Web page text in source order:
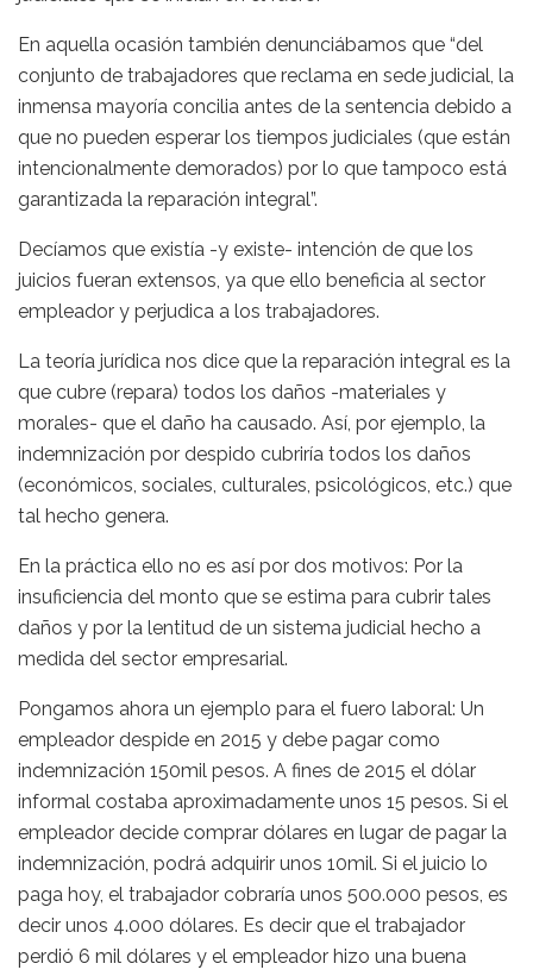
En aquella ocasión también denunciábamos que “del
conjunto de trabajadores que reclama en sede judicial, la
inmensa mayoría concilia antes de la sentencia debido a
que no pueden esperar los tiempos judiciales (que están
intencionalmente demorados) por lo que tampoco está
garantizada la reparación integral”.
Decíamos que existía -y existe- intención de que los
juicios fueran extensos, ya que ello beneficia al sector
empleador y perjudica a los trabajadores.
La teoría jurídica nos dice que la reparación integral es la
que cubre (repara) todos los daños -materiales y
morales- que el daño ha causado. Así, por ejemplo, la
indemnización por despido cubriría todos los daños
(económicos, sociales, culturales, psicológicos, etc.) que
tal hecho genera.
En la práctica ello no es así por dos motivos: Por la
insuficiencia del monto que se estima para cubrir tales
daños y por la lentitud de un sistema judicial hecho a
medida del sector empresarial.
Pongamos ahora un ejemplo para el fuero laboral: Un
empleador despide en 2015 y debe pagar como
indemnización 150mil pesos. A fines de 2015 el dólar
informal costaba aproximadamente unos 15 pesos. Si el
empleador decide comprar dólares en lugar de pagar la
indemnización, podrá adquirir unos 10mil. Si el juicio lo
paga hoy, el trabajador cobraría unos 500.000 pesos, es
decir unos 4.000 dólares. Es decir que el trabajador
perdió 6 mil dólares y el empleador hizo una buena